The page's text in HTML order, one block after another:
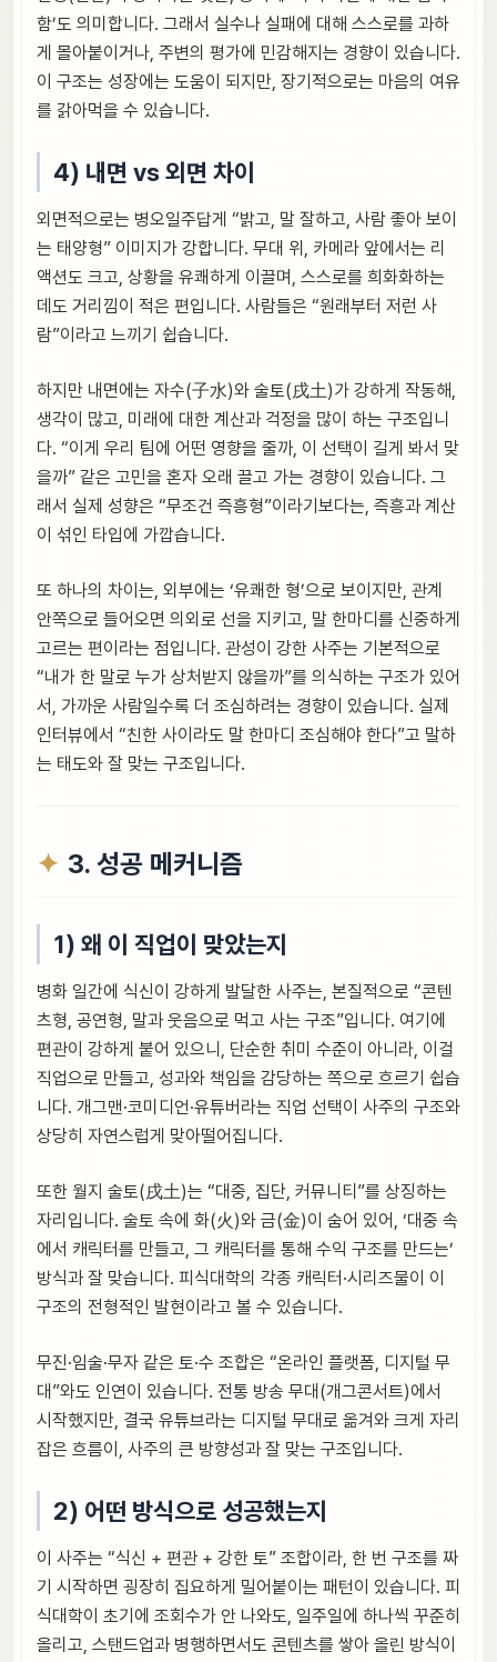
함’도 의미합니다. 그래서 실수나 실패에 대해 스스로를 과하
게 몰아붙이거나, 주변의 평가에 민감해지는 경향이 있습니다.
이 구조는 성장에는 도움이 되지만, 장기적으로는 마음의 여유
를 갉아먹을 수 있습니다.
4) 내면 vs 외면 차이
외면적으로는 병오일주답게 “밝고, 말 잘하고, 사람 좋아 보이
는 태양형” 이미지가 강합니다. 무대 위, 카메라 앞에서는 리
액션도 크고, 상황을 유쾌하게 이끌며, 스스로를 희화화하는
데도 거리낌이 적은 편입니다. 사람들은 “원래부터 저런 사
람”이라고 느끼기 쉽습니다.
하지만 내면에는 자수(子水)와 술토(戌土)가 강하게 작동해,
생각이 많고, 미래에 대한 계산과 걱정을 많이 하는 구조입니
다. “이게 우리 팀에 어떤 영향을 줄까, 이 선택이 길게 봐서 맞
을까” 같은 고민을 혼자 오래 끌고 가는 경향이 있습니다. 그
래서 실제 성향은 “무조건 즉흥형”이라기보다는, 즉흥과 계산
이 섞인 타입에 가깝습니다.
또 하나의 차이는, 외부에는 ‘유쾌한 형’으로 보이지만, 관계
안쪽으로 들어오면 의외로 선을 지키고, 말 한마디를 신중하게
고르는 편이라는 점입니다. 관성이 강한 사주는 기본적으로
“내가 한 말로 누가 상처받지 않을까”를 의식하는 구조가 있어
서, 가까운 사람일수록 더 조심하려는 경향이 있습니다. 실제
인터뷰에서 “친한 사이라도 말 한마디 조심해야 한다”고 말하
는 태도와 잘 맞는 구조입니다.
3. 성공 메커니즘
1) 왜 이 직업이 맞았는지
병화 일간에 식신이 강하게 발달한 사주는, 본질적으로 “콘텐
츠형, 공연형, 말과 웃음으로 먹고 사는 구조”입니다. 여기에
편관이 강하게 붙어 있으니, 단순한 취미 수준이 아니라, 이걸
직업으로 만들고, 성과와 책임을 감당하는 쪽으로 흐르기 쉽습
니다. 개그맨·코미디언·유튜버라는 직업 선택이 사주의 구조와
상당히 자연스럽게 맞아떨어집니다.
또한 월지 술토(戌土)는 “대중, 집단, 커뮤니티”를 상징하는
자리입니다. 술토 속에 화(火)와 금(金)이 숨어 있어, ‘대중 속
에서 캐릭터를 만들고, 그 캐릭터를 통해 수익 구조를 만드는’
방식과 잘 맞습니다. 피식대학의 각종 캐릭터·시리즈물이 이
구조의 전형적인 발현이라고 볼 수 있습니다.
무진·임술·무자 같은 토·수 조합은 “온라인 플랫폼, 디지털 무
대”와도 인연이 있습니다. 전통 방송 무대(개그콘서트)에서
시작했지만, 결국 유튜브라는 디지털 무대로 옮겨와 크게 자리
잡은 흐름이, 사주의 큰 방향성과 잘 맞는 구조입니다.
2) 어떤 방식으로 성공했는지
이 사주는 “식신 + 편관 + 강한 토” 조합이라, 한 번 구조를 짜
기 시작하면 굉장히 집요하게 밀어붙이는 패턴이 있습니다. 피
식대학이 초기에 조회수가 안 나와도, 일주일에 하나씩 꾸준히
올리고, 스탠드업과 병행하면서도 콘텐츠를 쌓아 올린 방식이